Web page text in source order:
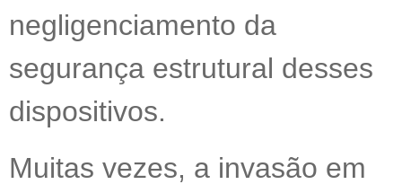
negligenciamento da
segurança estrutural desses
dispositivos.
Muitas vezes, a invasão em